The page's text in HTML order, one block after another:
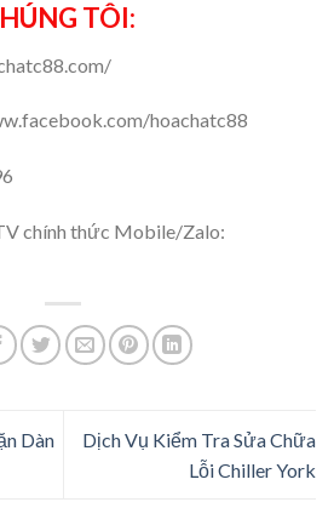
TÔI:
hoachatc88
chính thức Mobile/Zalo:
Dàn
Dịch Vụ Kiểm Tra Sửa Chữa
Lỗi Chiller York